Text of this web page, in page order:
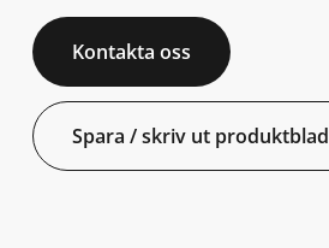
Kontakta oss
Spara / skriv ut produktblad